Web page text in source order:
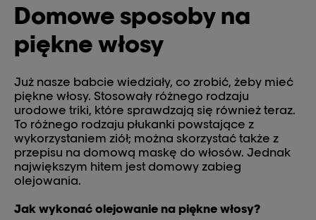
Domowe sposoby na
piękne włosy
Już nasze babcie wiedziały, co zrobić, żeby mieć
piękne włosy. Stosowały różnego rodzaju
urodowe triki, które sprawdzają się również teraz.
To różnego rodzaju płukanki powstające z
wykorzystaniem ziół; można skorzystać także z
przepisu na domową maskę do włosów. Jednak
największym hitem jest domowy zabieg
olejowania.
Jak wykonać olejowanie na piękne włosy?